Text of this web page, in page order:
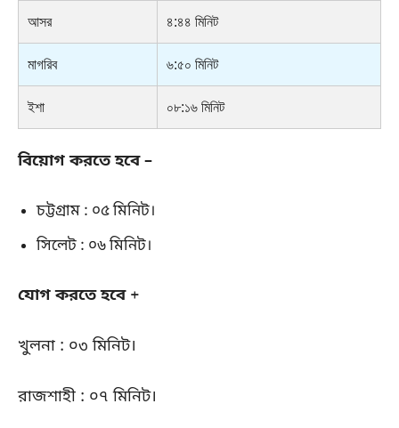
আসর ৪:৪৪ মিনিট
মাগরিব ৬:৫০ মিনিট
ইশা ০৮:১৬ মিনিট
বিয়োগ করতে হবে –
চট্টগ্রাম : ০৫ মিনিট।
সিলেট : ০৬ মিনিট।
যোগ করতে হবে+
খুলনা : ০৩ মিনিট।
রাজশাহী : ০৭ মিনিট।